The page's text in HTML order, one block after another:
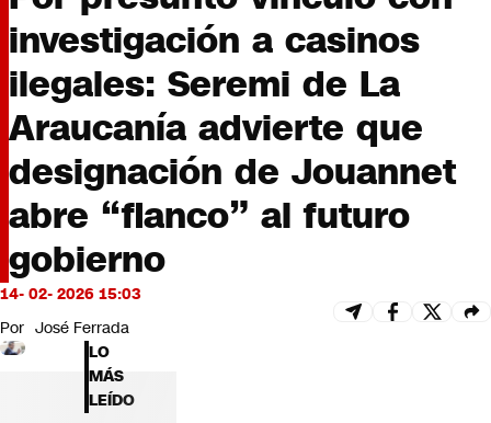
Programas completos
Cultura
Servicios
Bits
CNN Data
CNN tiempo
Futuro 360
Opinión
investigación a casinos
ilegales: Seremi de La
Araucanía advierte que
designación de Jouannet
abre “flanco” al futuro
gobierno
14- 02- 2026 15:03
Por José Ferrada
LO
MÁS
LEÍDO